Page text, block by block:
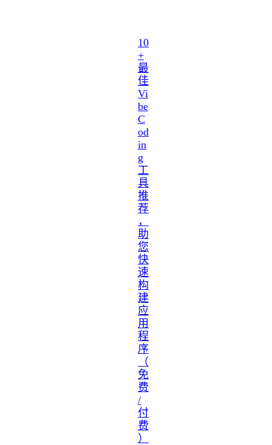
10
+
最
佳
Vi
be
C
od
in
g
工
具
推
荐
，
助
您
快
速
构
建
应
用
程
序
（
免
费
/
付
费
）